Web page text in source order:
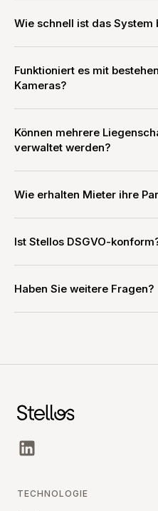
Wie schnell ist das System
Funktioniert es mit
Kameras?
Können mehrere
verwaltet werden?
Wie erhalten Mieter ihre
Ist Stellos DSGVO-
Haben Sie weitere Fragen?
TECHNOLOGIE